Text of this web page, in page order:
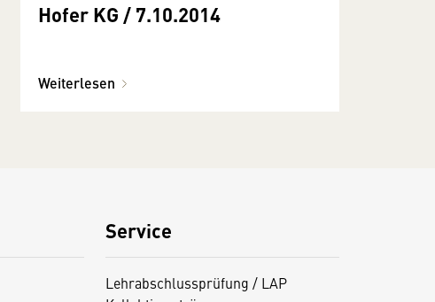
Hofer KG / 7.10.2014
Weiterlesen
Service
Lehrabschlussprüfung / LAP